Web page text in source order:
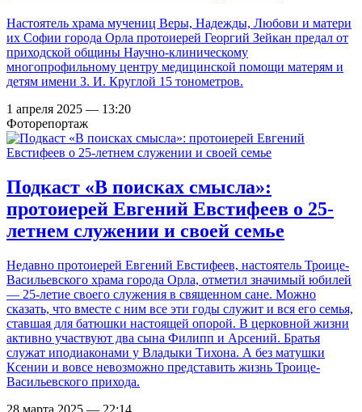
Настоятель храма мучениц Веры, Надежды, Любови и матери
их Софии города Орла протоиерей Георгий Зейкан предал от
приходской общины Научно-клиническому
многопрофильному центру медицинской помощи матерям и
детям имени З. И. Круглой 15 тонометров.
1 апреля 2025 — 13:20
Фоторепортаж
Подкаст «В поисках смысла»:
протоиерей Евгений Евстифеев о 25-
летнем служении и своей семье
Недавно протоиерей Евгений Евстифеев, настоятель Троице-
Васильевского храма города Орла, отметил значимый юбилей
— 25-летие своего служения в священном сане. Можно
сказать, что вместе с ним все эти годы служит и вся его семья,
ставшая для батюшки настоящей опорой. В церковной жизни
активно участвуют два сына Филипп и Арсений. Братья
служат иподиаконами у Владыки Тихона. А без матушки
Ксении и вовсе невозможно представить жизнь Троице-
Васильевского прихода.
28 марта 2025 — 22:14